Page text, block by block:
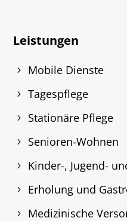
Leistungen
Mobile Dienste
Tagespflege
Stationäre Pflege
Senioren-Wohnen
Kinder-, Jugend-
Erholung und
Medizinische